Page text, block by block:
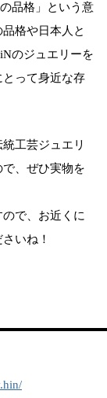
品格」という意
格や日本人と
のジュエリーを
って身近な存
工芸ジュエリ
、ぜひ実物を
で、お近くに
いね！